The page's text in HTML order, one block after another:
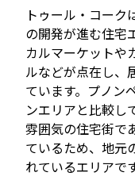
トゥール・コーク
の開発が進む住宅
カルマーケットや
ルなどが点在し、
ています。プノン
ンエリアと比較し
雰囲気の住宅街で
ているため、地元
れているエリアです